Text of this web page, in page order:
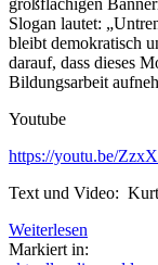
Slogan lautet:
bleibt demokratisch
darauf, dass dieses
Bildungsarbeit
Youtube
https://youtu.be/
Text und Video:
Weiterlesen
Markiert in: